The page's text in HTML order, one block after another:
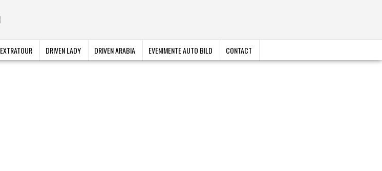
EXTRATOUR DRIVEN LADY DRIVEN ARABIA EVENIMENTE AUTO BILD CONTACT